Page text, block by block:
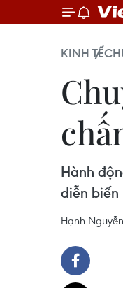
KINH TẾ
Hành
diễn
Hạnh Nguyễn